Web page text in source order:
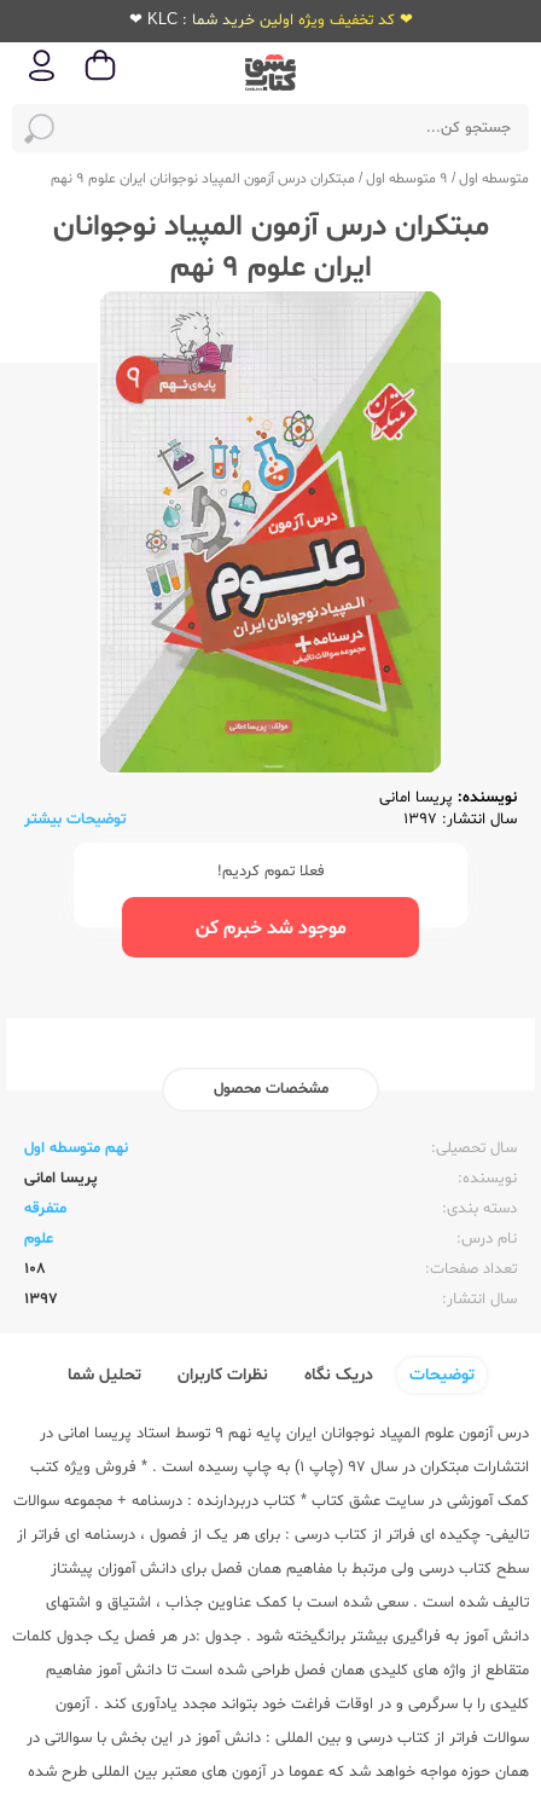
❤ کد تخفیف ویژه اولین خرید شما : KLC ❤
متوسطه اول/ 9 متوسطه اول / مبتکران درس آزمون المپیاد نوجوانان ایران علوم 9 نهم
مبتکران درس آزمون المپیاد نوجوانان
ایران علوم 9 نهم
نویسنده: پریسا امانی
سال انتشار: 1397
توضیحات بیشتر
فعلا تموم کردیم!
موجود شد خبرم کن
مشخصات محصول
سال تحصیلی:‌
نهم متوسطه اول
نویسنده:‌
پریسا امانی
دسته بندی:
متفرقه
نام درس:
علوم
تعداد صفحات:‌
108
سال انتشار:‌
1397
توضیحات دریک نگاه نظرات کاربران تحلیل شما
درس آزمون علوم المپیاد نوجوانان ایران پایه نهم 9 توسط استاد پریسا امانی در
انتشارات مبتکران
در سال 97 (چاپ 1) به چاپ رسیده است . * فروش ویژه کتب
کمک آموزشی در سایت عشق کتاب * کتاب دربردارنده : درسنامه + مجموعه سوالات
تالیفی- چکیده ای فراتر از کتاب درسی : برای هر یک از فصول ، درسنامه ای فراتر از
سطح کتاب درسی ولی مرتبط با مفاهیم همان فصل برای دانش آموزان پیشتاز
تالیف شده است . سعی شده است با کمک عناوین جذاب ، اشتیاق و اشتهای
دانش آموز به فراگیری بیشتر برانگیخته شود . جدول :در هر فصل یک جدول کلمات
متقاطع از واژه های کلیدی همان فصل طراحی شده است تا دانش آموز مفاهیم
کلیدی را با سرگرمی و در اوقات فراغت خود بتواند مجدد یادآوری کند . آزمون
سوالات فراتر از کتاب درسی و بین المللی : دانش آموز در این بخش با سوالاتی در
همان حوزه مواجه خواهد شد که عموما در آزمون های معتبر بین المللی طرح شده